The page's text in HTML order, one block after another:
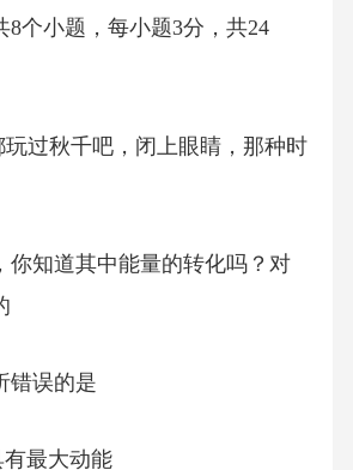
8个小题，每小题3分，共24
玩过秋千吧，闭上眼睛，那种时
知道其中能量的转化吗？对
错误的是
最大动能